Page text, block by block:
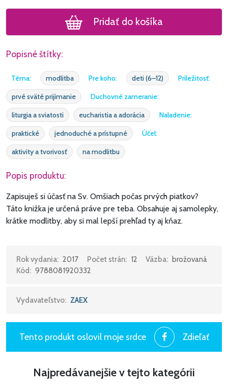
Pridať do košíka
Popisné štítky:
Téma: modlitba Pre koho: deti (6–12)
Príležitosť:
prvé sväté prijímanie
Duchovné zameranie:
liturgia a sviatosti
eucharistia a adorácia
Naladenie:
praktické
jednoduché a prístupné
Účel:
aktivity a tvorivosť
na modlitbu
Popis produktu:
Zapisuješ si účasť na Sv. Omšiach počas prvých piatkov?
Táto knižka je určená práve pre teba. Obsahuje aj samolepky,
krátke modlitby, aby si mal lepší prehľad ty aj kňaz.
Rok vydania: 2017 Počet strán: 12 Väzba: brožovaná
Kód: 9788081920332
Vydavateľstvo: ZAEX
Tento produkt oslovil moje srdce Zdieľať
Najpredávanejšie v tejto kategórii